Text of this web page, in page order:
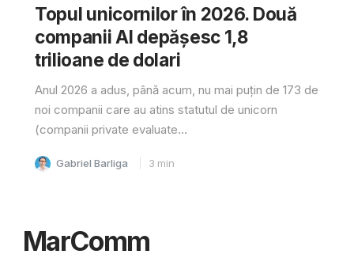
Topul unicornilor în 2026. Două
companii AI depășesc 1,8
trilioane de dolari
Anul 2026 a adus, până acum, nu mai puțin de 173 de
noi companii care au atins statutul de unicorn
(companii private evaluate...
Gabriel Barliga 3 min
MarComm